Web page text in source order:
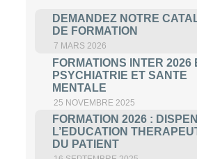
DEMANDEZ NOTRE
DE FORMATION
7 MARS 2026
FORMATIONS INTER 2026
PSYCHIATRIE ET SANTE
MENTALE
25 NOVEMBRE 2025
FORMATION 2026 :
L’EDUCATION
DU PATIENT